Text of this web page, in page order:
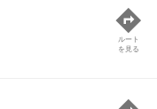
ルート
を見る